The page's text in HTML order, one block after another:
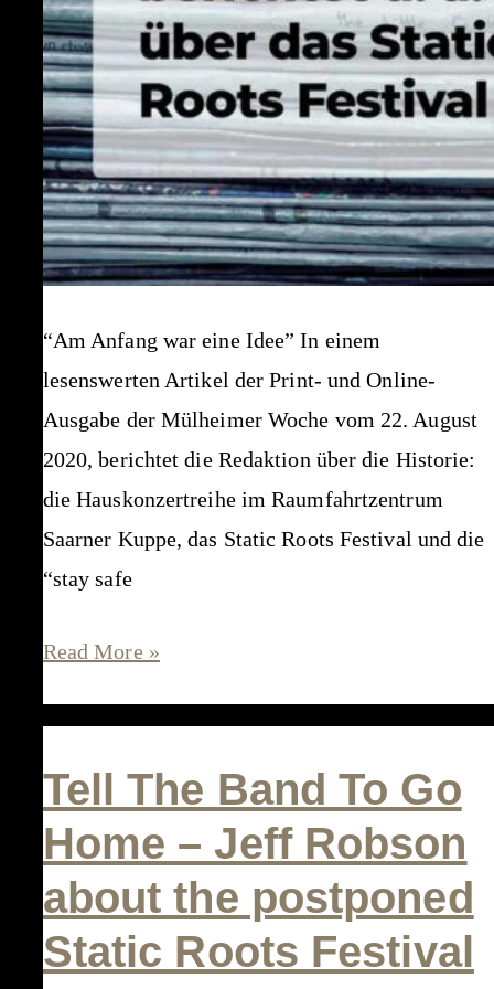
“Am Anfang war eine Idee” In einem
lesenswerten Artikel der Print- und Online-
Ausgabe der Mülheimer Woche vom 22. August
2020, berichtet die Redaktion über die Historie:
die Hauskonzertreihe im Raumfahrtzentrum
Saarner Kuppe, das Static Roots Festival und die
“stay safe
“Am
war
eine
Idee”
–
Mülheimer
u.
Read More »
Tell The Band To Go
Home – Jeff Robson
about the postponed
Static Roots Festival